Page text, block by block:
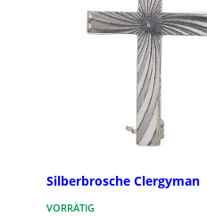
Silberbrosche Clergyman
VORRÄTIG